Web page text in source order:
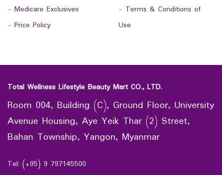
- Medicare Exclusives
- Price Policy
- Terms & Conditions of
Use
Total Wellness Lifestyle Beauty Mart CO., LTD.
Room 004, Building (C), Ground Floor, University
Avenue Housing, Aye Yeik Thar (2) Street,
Bahan Township, Yangon, Myanmar
Tel: (+95) 9 797145500